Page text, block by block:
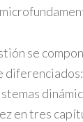
se
en tres